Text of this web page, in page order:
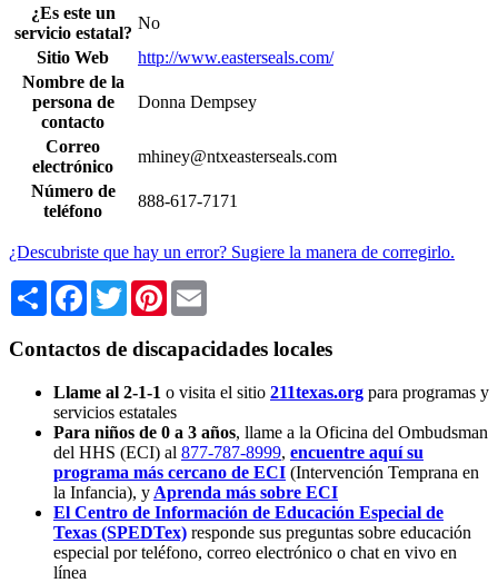
¿Es este un
servicio estatal?
No
Sitio Web
http://www.easterseals.com/
Nombre de la
persona de
contacto
Donna Dempsey
Correo
electrónico
mhiney@ntxeasterseals.com
Número de
teléfono
888-617-7171
¿Descubriste que hay un error? Sugiere la manera de corregirlo.
Share Facebook
TwitterPinterest
Contactos de discapacidades locales
Llame al 2-1-1 o visita el sitio 211texas.org para programas y
servicios estatales
Para niños de 0 a 3 años, llame a la Oficina del Ombudsman
del HHS (ECI) al 877-787-8999, encuentre aquí su
programa más cercano de ECI (Intervención Temprana en
la Infancia), y Aprenda más sobre ECI
El Centro de Información de Educación Especial de
Texas (SPEDTex) responde sus preguntas sobre educación
especial por teléfono, correo electrónico o chat en vivo en
línea